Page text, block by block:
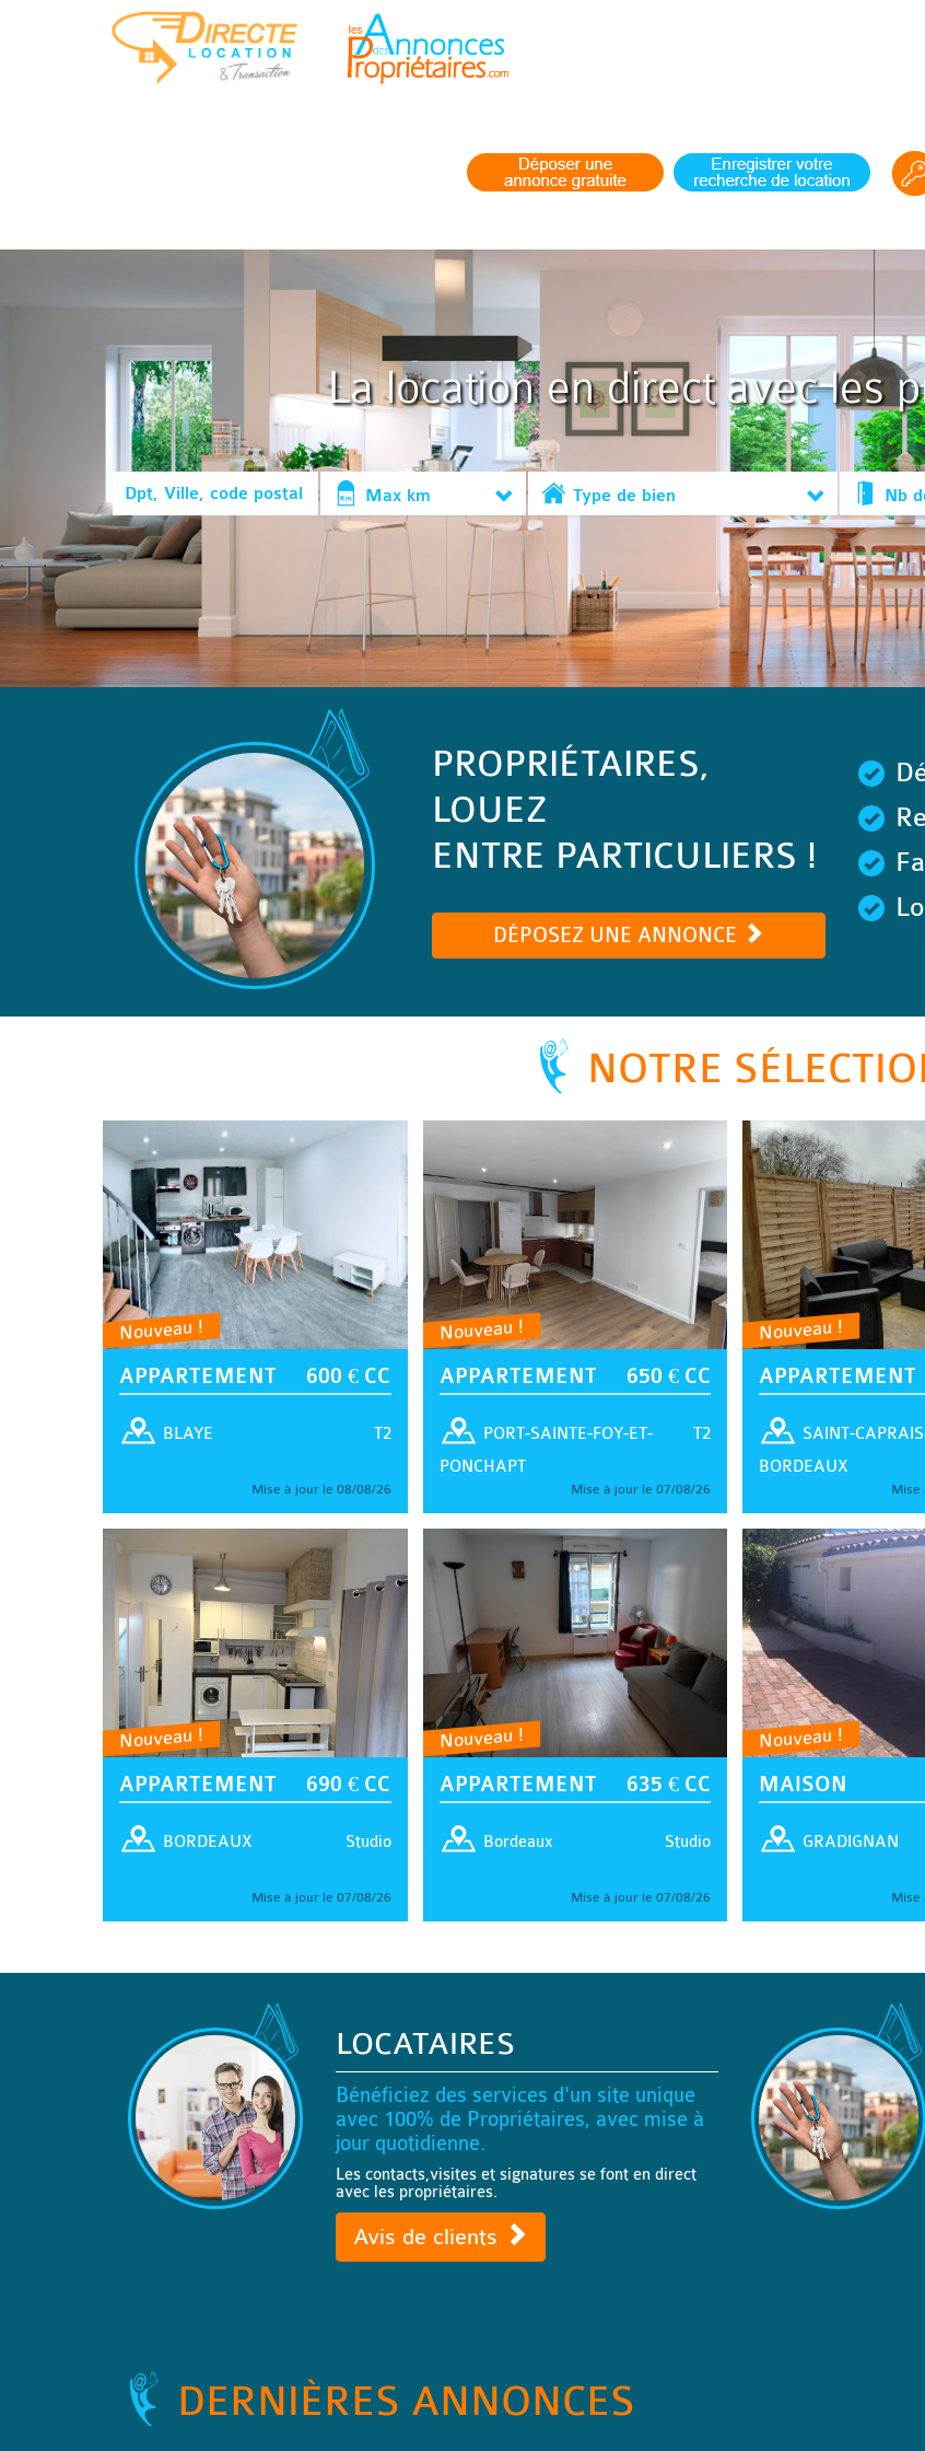
La location en direct avec les
Max km Type de bien Nb
PROPRIÉTAIRES,
LOUEZ
ENTRE PARTICULIERS !
DÉPOSEZ UNE ANNONCE
NOTRE
Nouveau !
APPARTEMENT 600 € CC
T2
BLAYE
Mise à jour le 08/08/26
Nouveau !
APPARTEMENT 650 € CC
T2
PORT-SAINTE-FOY-ET-
PONCHAPT
Mise à jour le 07/08/26
Nouveau !
APPARTEMENT
SAINT-
BORDEAUX
Mise
Nouveau !
APPARTEMENT 690 € CC
Studio
BORDEAUX
Mise à jour le 07/08/26
Nouveau !
APPARTEMENT 635 € CC
Studio
Bordeaux
Mise à jour le 07/08/26
Nouveau !
MAISON
GRADIGNAN
Mise
LOCATAIRES
Bénéficiez des services d'un site unique
avec 100% de Propriétaires, avec mise à
jour quotidienne.
Les contacts,visites et signatures se font en direct
avec les propriétaires.
Avis de clients
DERNIÈRES ANNONCES